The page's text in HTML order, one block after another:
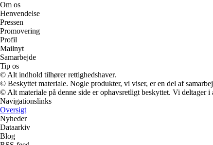
Om os
Henvendelse
Pressen
Promovering
Profil
Mailnyt
Samarbejde
Tip os
© Alt indhold tilhører rettighedshaver.
© Beskyttet materiale. Nogle produkter, vi viser, er en del af
© Alt materiale på denne side er ophavsretligt beskyttet. Vi deltager
Navigationslinks
Oversigt
Nyheder
Dataarkiv
Blog